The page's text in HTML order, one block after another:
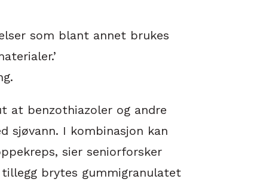
som blant annet brukes
at benzothiazoler og andre
sjøvann. I kombinasjon kan
sier seniorforsker
brytes gummigranulatet